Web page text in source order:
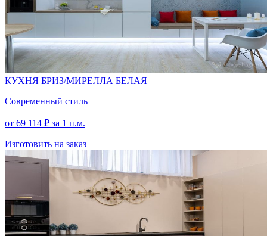
КУХНЯ БРИЗ/МИРЕЛЛА БЕЛАЯ
Современный стиль
от 69 114 ₽ за 1 п.м.
Изготовить на заказ